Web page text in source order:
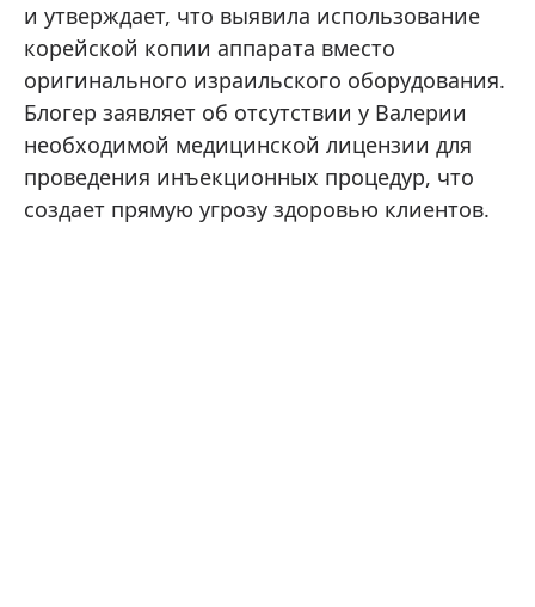
и утверждает, что выявила использование
корейской копии аппарата вместо
оригинального израильского оборудования.
Блогер заявляет об отсутствии у Валерии
необходимой медицинской лицензии для
проведения инъекционных процедур, что
создает прямую угрозу здоровью клиентов.